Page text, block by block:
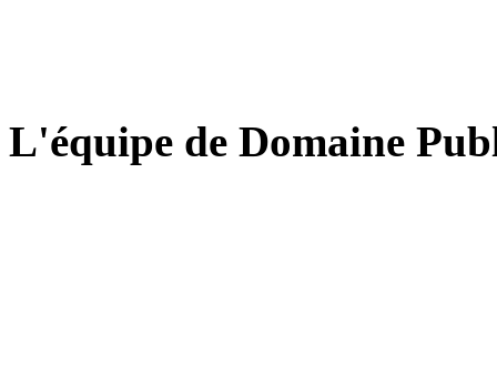
L'équipe de Domaine